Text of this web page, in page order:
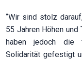
“Wir sind stolz
55 Jahren Höhen
haben jedoch die
Solidarität gefestigt